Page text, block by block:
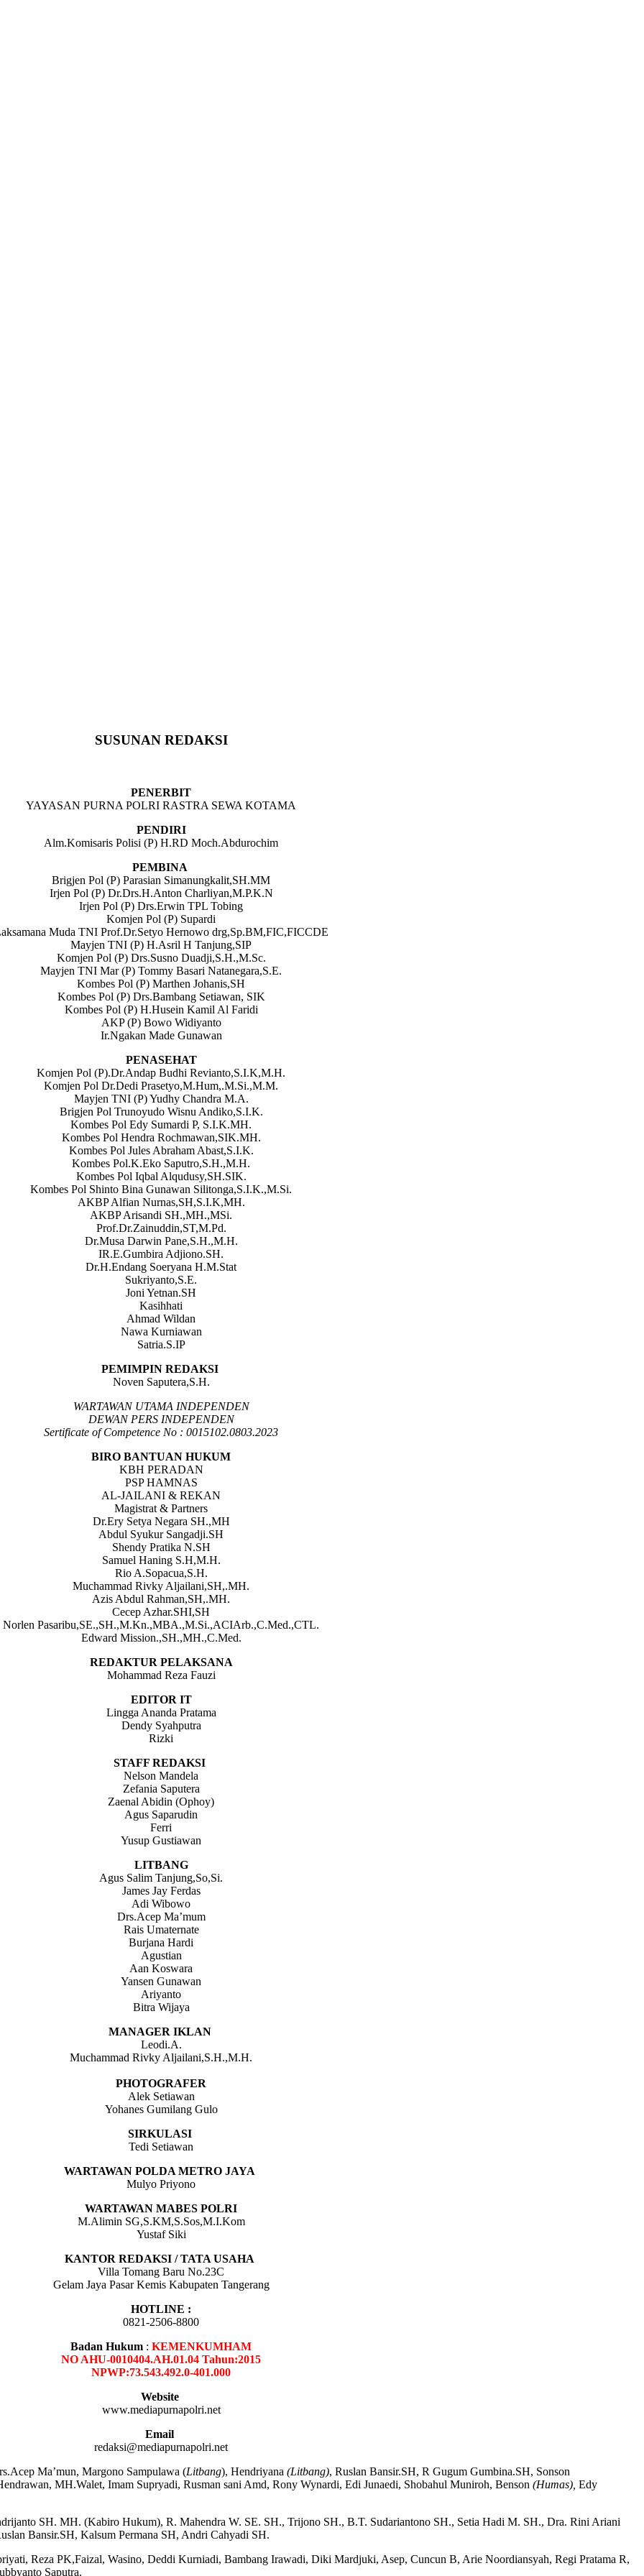
SUSUNAN REDAKSI
PENERBIT
YAYASAN PURNA POLRI RASTRA SEWA KOTAMA
PENDIRI
Alm.Komisaris Polisi (P) H.RD Moch.Abdurochim
PEMBINA
Brigjen Pol (P) Parasian Simanungkalit,SH.MM
Irjen Pol (P) Dr.Drs.H.Anton Charliyan,M.P.K.N
Irjen Pol (P) Drs.Erwin TPL Tobing
Komjen Pol (P) Supardi
Muda TNI Prof.Dr.Setyo Hernowo drg,Sp.BM,FIC,FICCDE
Mayjen TNI (P) H.Asril H Tanjung,SIP
Komjen Pol (P) Drs.Susno Duadji,S.H.,M.Sc.
Mayjen TNI Mar (P) Tommy Basari Natanegara,S.E.
Kombes Pol (P) Marthen Johanis,SH
Kombes Pol (P) Drs.Bambang Setiawan, SIK
Kombes Pol (P) H.Husein Kamil Al Faridi
AKP (P) Bowo Widiyanto
Ir.Ngakan Made Gunawan
PENASEHAT
Komjen Pol (P).Dr.Andap Budhi Revianto,S.I.K,M.H.
Komjen Pol Dr.Dedi Prasetyo,M.Hum,.M.Si.,M.M.
Mayjen TNI (P) Yudhy Chandra M.A.
Brigjen Pol Trunoyudo Wisnu Andiko,S.I.K.
Kombes Pol Edy Sumardi P, S.I.K.MH.
Kombes Pol Hendra Rochmawan,SIK.MH.
Kombes Pol Jules Abraham Abast,S.I.K.
Kombes Pol.K.Eko Saputro,S.H.,M.H.
Kombes Pol Iqbal Alqudusy,SH.SIK.
Kombes Pol Shinto Bina Gunawan Silitonga,S.I.K.,M.Si.
AKBP Alfian Nurnas,SH,S.I.K,MH.
AKBP Arisandi SH.,MH.,MSi.
Prof.Dr.Zainuddin,ST,M.Pd.
Dr.Musa Darwin Pane,S.H.,M.H.
IR.E.Gumbira Adjiono.SH.
Dr.H.Endang Soeryana H.M.Stat
Sukriyanto,S.E.
Joni Yetnan.SH
Kasihhati
Ahmad Wildan
Nawa Kurniawan
Satria.S.IP
PEMIMPIN REDAKSI
Noven Saputera,S.H.
WARTAWAN UTAMA INDEPENDEN
DEWAN PERS INDEPENDEN
Sertificate of Competence No : 0015102.0803.2023
BIRO BANTUAN HUKUM
KBH PERADAN
PSP HAMNAS
AL-JAILANI & REKAN
Magistrat & Partners
Dr.Ery Setya Negara SH.,MH
Abdul Syukur Sangadji.SH
Shendy Pratika N.SH
Samuel Haning S.H,M.H.
Rio A.Sopacua,S.H.
Muchammad Rivky Aljailani,SH,.MH.
Azis Abdul Rahman,SH,.MH.
Cecep Azhar.SHI,SH
Norlen Pasaribu,SE.,SH.,M.Kn.,MBA.,M.Si.,ACIArb.,C.Med.,CTL.
Edward Mission.,SH.,MH.,C.Med.
REDAKTUR PELAKSANA
Mohammad Reza Fauzi
EDITOR IT
Lingga Ananda Pratama
Dendy Syahputra
Rizki
STAFF REDAKSI
Nelson Mandela
Zefania Saputera
Zaenal Abidin (Ophoy)
Agus Saparudin
Ferri
Yusup Gustiawan
LITBANG
Agus Salim Tanjung,So,Si.
James Jay Ferdas
Adi Wibowo
Drs.Acep Ma’mum
Rais Umaternate
Burjana Hardi
Agustian
Aan Koswara
Yansen Gunawan
Ariyanto
Bitra Wijaya
MANAGER IKLAN
Leodi.A.
Muchammad Rivky Aljailani,S.H.,M.H.
PHOTOGRAFER
Alek Setiawan
Yohanes Gumilang Gulo
SIRKULASI
Tedi Setiawan
WARTAWAN POLDA METRO JAYA
Mulyo Priyono
WARTAWAN MABES POLRI
M.Alimin SG,S.KM,S.Sos,M.I.Kom
Yustaf Siki
KANTOR REDAKSI / TATA USAHA
Villa Tomang Baru No.23C
Gelam Jaya Pasar Kemis Kabupaten Tangerang
HOTLINE :
0821-2506-8800
Badan Hukum : KEMENKUMHAM
NO AHU-0010404.AH.01.04 Tahun:2015
NPWP:73.543.492.0-401.000
Website
www.mediapurnapolri.net
Email
redaksi@mediapurnapolri.net
Ma’mun, Margono Sampulawa (Litbang), Hendriyana (Litbang), Ruslan Bansir.SH, R Gugum Gumbina.SH, Sonson
MH.Walet, Imam Supryadi, Rusman sani Amd, Rony Wynardi, Edi Junaedi, Shobahul Muniroh, Benson (Humas) Edy
SH. MH. (Kabiro Hukum), R. Mahendra W. SE. SH., Trijono SH., B.T. Sudariantono SH., Setia Hadi M. SH., Dra. Rini Ariani
Bansir.SH, Kalsum Permana SH, Andri Cahyadi SH.
Reza PK,Faizal, Wasino, Deddi Kurniadi, Bambang Irawadi, Diki Mardjuki, Asep, Cuncun B, Arie Noordiansyah, Regi Pratama R,
Saputra.